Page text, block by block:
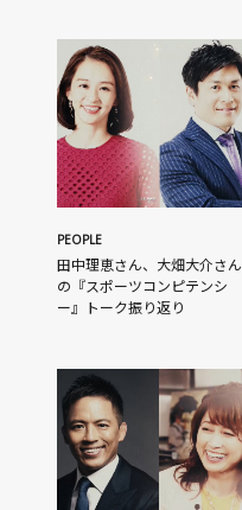
PEOPLE
田中理恵さん、大畑大介さん
の『スポーツコンピテンシ
ー』トーク振り返り